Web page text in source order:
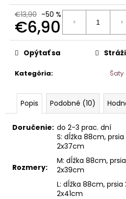
€13,90 –50 %
€6,90
Jednotková
cena:
Kategória: Šaty
Opýtať sa
Popis Podobné (10)
Doručenie: do 2-3 prac. dní
Rozmery:
S: dĺžka 88cm,
2x37cm
M: dĺžka 88cm,
2x39cm
L: dĺžka 88cm,
2x41cm
Pôvodne:
€24,90